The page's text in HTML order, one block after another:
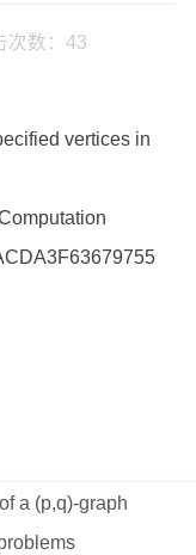
次数： 43
vertices in
a (p,q)-graph